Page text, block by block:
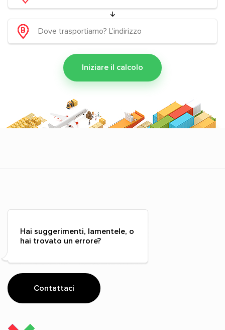
Iniziare il calcolo
Hai suggerimenti, lamentele, o
hai trovato un errore?
Contattaci